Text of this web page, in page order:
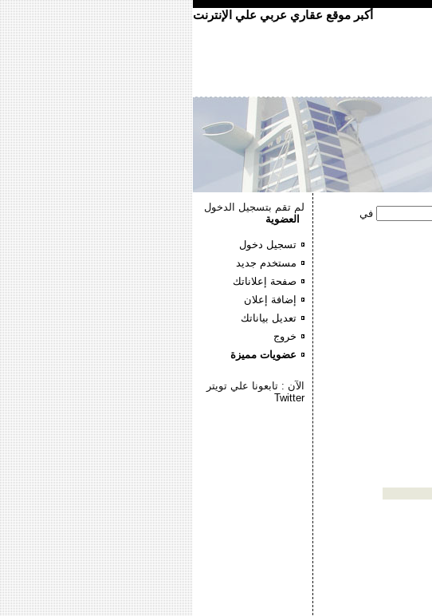
أكبر موقع عقاري عربي علي الإنترنت
لم تقم بتسجيل الدخول
العضوية
تسجيل دخول
مستخدم جديد
صفحة إعلاناتك
إضافة إعلان
تعديل بياناتك
خروج
عضويات مميزة
الآن : تابعونا علي تويتر
Twitter
في